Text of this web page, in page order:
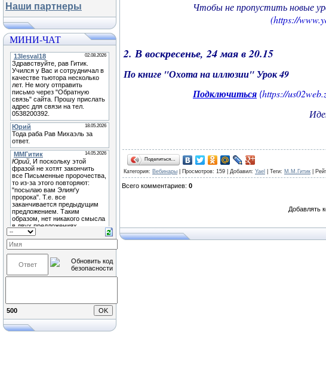
Наши партнеры
МИНИ-ЧАТ
500
Чтобы не пропустить новые
(https://
2. В воскресенье, 24 мая в 20.15
По книге "Охота на иллюзии" Урок 49
Подключиться (https://
Поделиться…
Категория: Вебинары Просмотров: 159 | Добавил: Yael Теги: М.М.Гитик
Всего комментариев: 0
Добавлять